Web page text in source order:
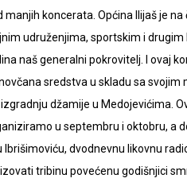
manjih koncerata. Općina Ilijaš je
udruženjima, sportskim i drugim
naš generalni pokrovitelj. I ovaj
sredstva u skladu sa
džamije u Medojevićima.
u septembru i oktobru, a
Ibrišimoviću, dvodnevnu likovnu
tribinu povećenu godišnjici